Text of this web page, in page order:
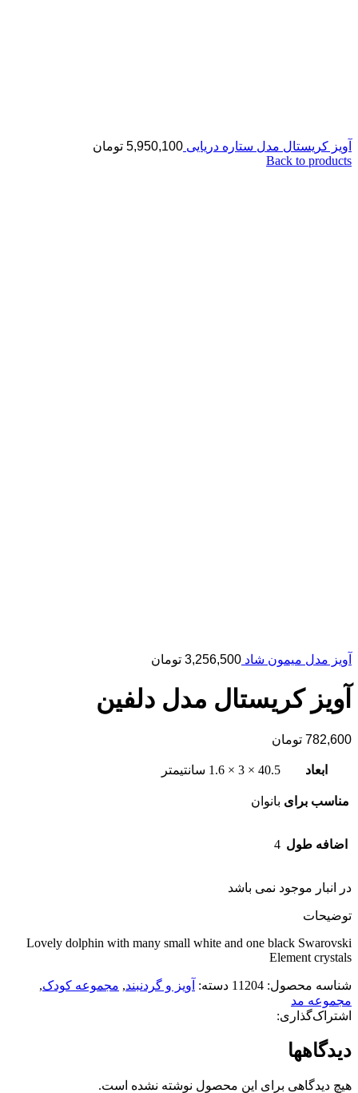
آویز کریستال مدل ستاره دریایی 5,950,100 تومان
Back to products
آویز مدل میمون شاد 3,256,500 تومان
آویز کریستال مدل دلفین
782,600 تومان
ابعاد 40.5 × 3 × 1.6 سانتیمتر
مناسب برای بانوان
اضافه طول 4
در انبار موجود نمی باشد
توضیحات
Lovely dolphin with many small white and one black Swarovski
Element crystals
شناسه محصول: 11204 دسته: آویز و گردنبند, مجموعه کودک,
مجموعه مد
اشتراک‌گذاری:
دیدگاهها
هیچ دیدگاهی برای این محصول نوشته نشده است.